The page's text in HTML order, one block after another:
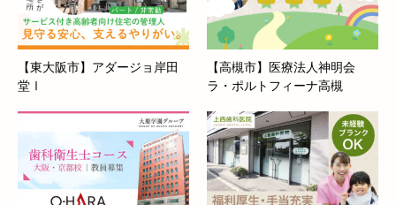
[4] 採用決定のご連絡
↓
[5] 応募から内定までは平均1週間～1ヶ月ほどになります。
※在職中で今すぐ転職が難しい方も調整のご相談が可能で
※職場見学可能です。
す。
※職場見学可能です。
【東大阪市】アダージョ岸田
堂Ⅰ
【高槻市】医療法人神明会
ラ・ポルトフィーナ高槻